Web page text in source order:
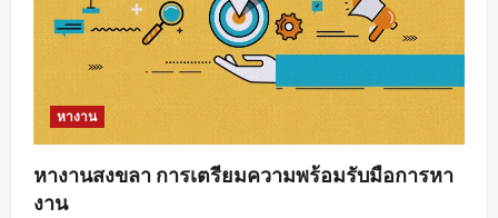
หางาน
หางานสงขลา การเตรียมความพร้อมรับมือการหา
งาน